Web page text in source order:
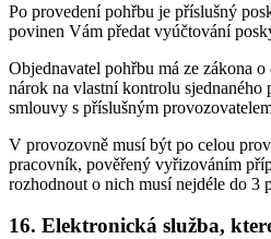
Po provedení pohřbu je příslušný
povinen Vám předat vyúčtování
Objednavatel pohřbu má ze zákona
nárok na vlastní kontrolu sjednaného
smlouvy s příslušným
V provozovně musí být po celou
pracovník, pověřený vyřizováním
rozhodnout o nich musí nejdéle do 3
16. Elektronická služba,